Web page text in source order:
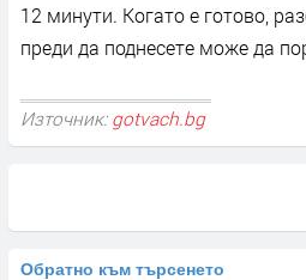
12 минути. Когато е готово,
преди да поднесете може да
Източник: gotvach.bg
Обратно към търсенето